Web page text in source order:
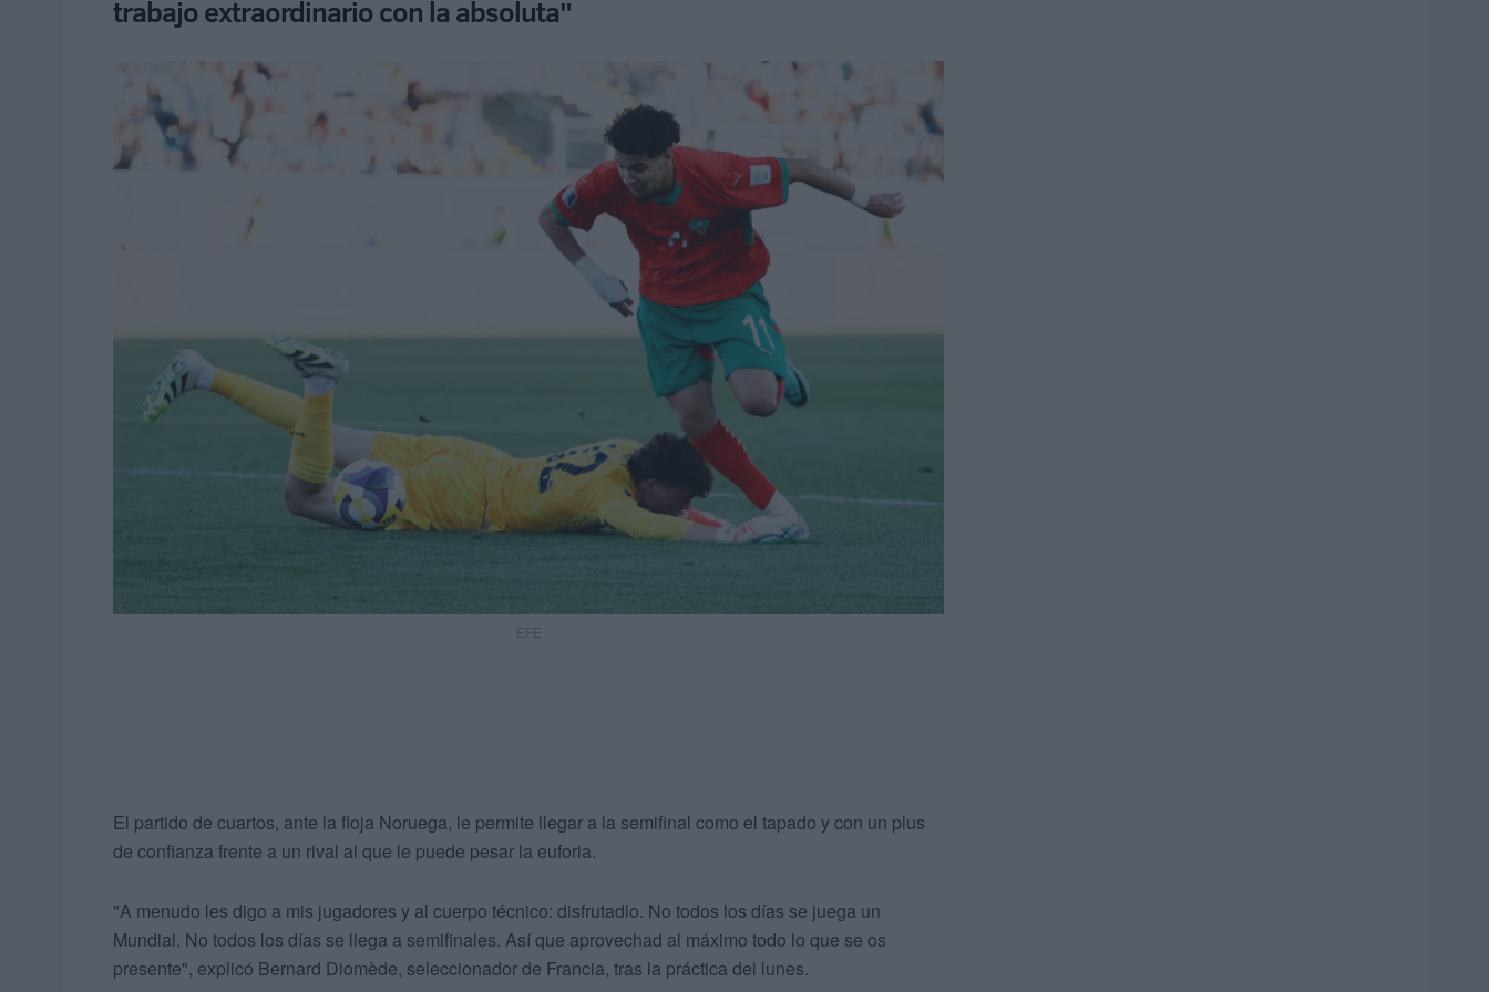
trabajo extraordinario con la absoluta"
EFE
El partido de cuartos, ante la floja Noruega, le permite llegar a la semifinal como el tapado y con un plus
de confianza frente a un rival al que le puede pesar la euforia.
"A menudo les digo a mis jugadores y al cuerpo técnico: disfrutadlo. No todos los días se juega un
Mundial. No todos los días se llega a semifinales. Así que aprovechad al máximo todo lo que se os
presente", explicó Bernard Diomède, seleccionador de Francia, tras la práctica del lunes.